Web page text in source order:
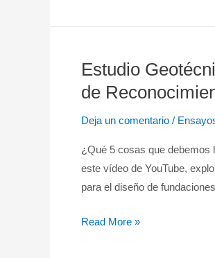
Estudio
de
Deja un comentario /
¿Qué 5 cosas que debemos
este vídeo de YouTube,
para el diseño de
Estudio
Geotécnico,
previos:
Visita
Read More »